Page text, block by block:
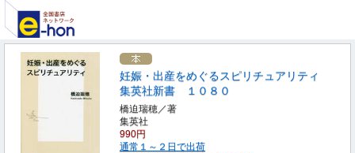
妊娠・出産をめぐるスピリチュアリティ
集英社新書 １０８０
橋迫瑞穂／著
集英社
990円
通常１～２日で出荷